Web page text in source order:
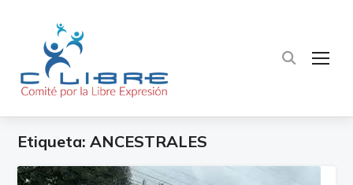
Etiqueta:ANCESTRALES